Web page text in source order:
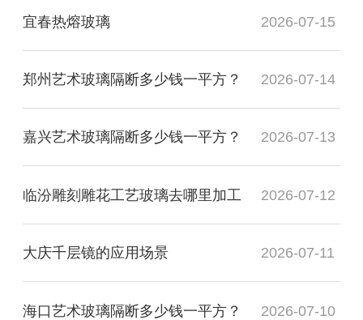
宜春热熔玻璃 2026-07-15
郑州艺术玻璃隔断多少钱一平方？ 2026-07-14
嘉兴艺术玻璃隔断多少钱一平方？ 2026-07-13
临汾雕刻雕花工艺玻璃去哪里加工 2026-07-12
大庆千层镜的应用场景 2026-07-11
海口艺术玻璃隔断多少钱一平方？ 2026-07-10